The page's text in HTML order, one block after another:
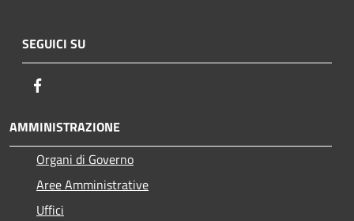
SEGUICI SU
AMMINISTRAZIONE
Organi di Governo
Aree Amministrative
Uffici